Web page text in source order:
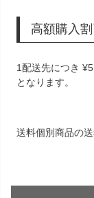
高額購入
1配送先につき ¥
となります。
送料個別商品の